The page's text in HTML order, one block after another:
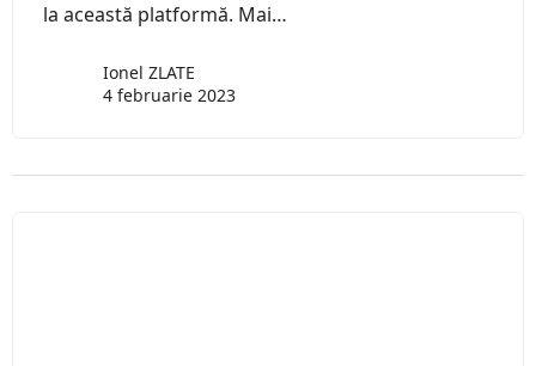
la această platformă. Mai…
Ionel ZLATE
4 februarie 2023